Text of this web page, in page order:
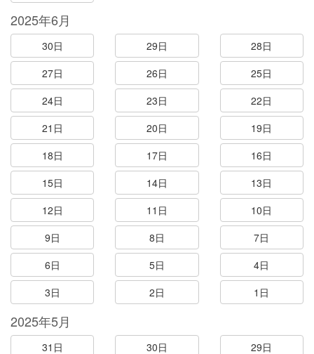
2025年6月
30日 29日
28日
27日
26日
25日
24日
23日
22日
21日
20日
19日
18日
17日
16日
15日
14日
13日
12日
11日
10日
9日
8日
7日
6日
5日
4日
3日
2日 1日
2025年5月
31日 30日 29日